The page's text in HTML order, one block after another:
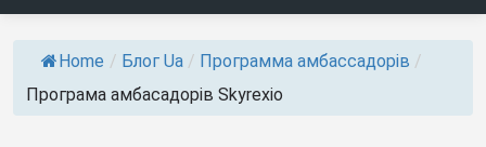
Home / Блог Ua / Программа амбассадорів /
Програма амбасадорів Skyrexio